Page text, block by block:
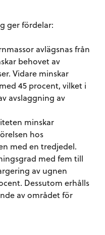
ger fördelar:
avlägsnas från
behovet av
Vidare minskar
45 procent, vilket i
avslaggning av
minskar
hos
med en tredjedel.
med fem till
av ugnen
Dessutom erhålls
av området för